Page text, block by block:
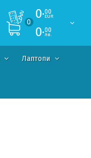
0
0·00
EUR
0·00
лв.
Лаптопи